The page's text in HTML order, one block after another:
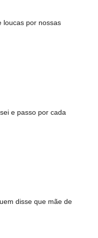
loucas por nossas
e passo por cada
disse que mãe de